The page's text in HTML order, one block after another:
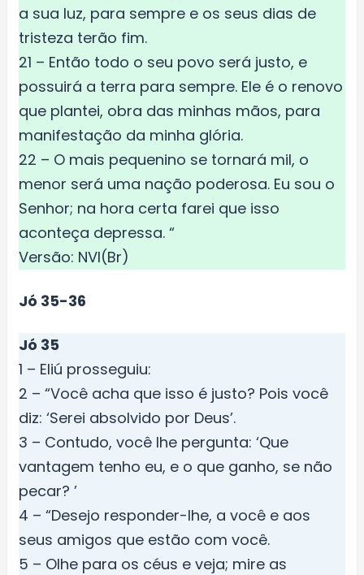
a sua luz, para sempre e os seus dias de
tristeza terão fim.
21 – Então todo o seu povo será justo, e
possuirá a terra para sempre. Ele é o renovo
que plantei, obra das minhas mãos, para
manifestação da minha glória.
22 – O mais pequenino se tornará mil, o
menor será uma nação poderosa. Eu sou o
Senhor; na hora certa farei que isso
aconteça depressa. “
Versão: NVI(Br)
Jó 35-36
Jó 35
1 – Eliú prosseguiu:
2 – “Você acha que isso é justo? Pois você
diz: ‘Serei absolvido por Deus’.
3 – Contudo, você lhe pergunta: ‘Que
vantagem tenho eu, e o que ganho, se não
pecar? ’
4 – “Desejo responder-lhe, a você e aos
seus amigos que estão com você.
5 – Olhe para os céus e veja; mire as